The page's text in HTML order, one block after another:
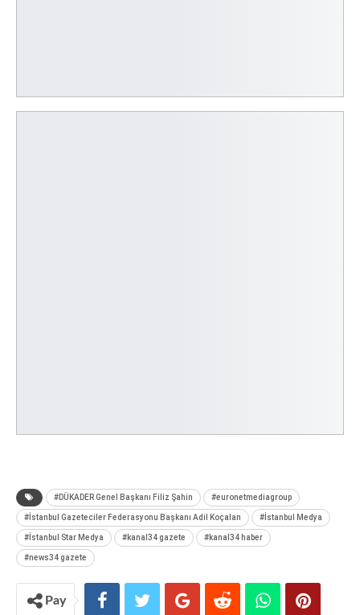
#DÜKADER Genel Başkanı Filiz Şahin #euronetmediagroup
#İstanbul Gazeteciler Federasyonu Başkanı Adil Koçalan #İstanbul Medya
#İstanbul Star Medya #kanal34 gazete #kanal34 haber
#news34 gazete
Pay